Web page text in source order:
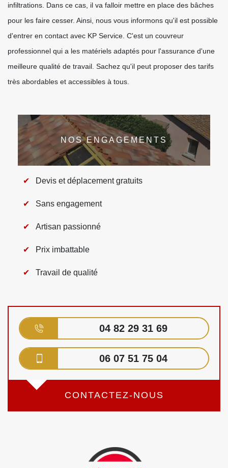
infiltrations. Dans ce cas, il va falloir mettre en place des bâches
pour les faire cesser. Ainsi, nous vous informons qu'il est possible
d'entrer en contact avec KP Service. C'est un couvreur
professionnel qui a les matériels adaptés pour l'assurance d'une
meilleure qualité de travail. Sachez qu'il peut proposer des tarifs
très abordables et accessibles à tous.
NOS ENGAGEMENTS
Devis et déplacement gratuits
Sans engagement
Artisan passionné
Prix imbattable
Travail de qualité
04 82 29 31 69
06 07 51 75 04
CONTACTEZ-NOUS